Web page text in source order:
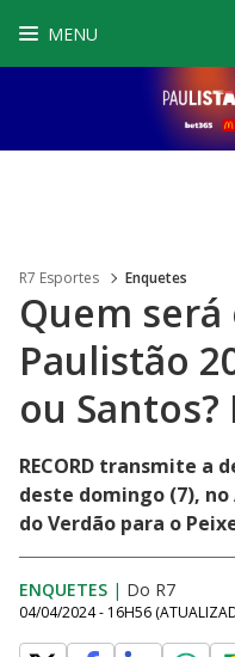
MENU
R7 Esportes Enquetes
Quem
Paulistão
ou
RECORD transmite a
deste domingo (7),
do Verdão para o
ENQUETES | Do R7
04/04/2024 - 16H56